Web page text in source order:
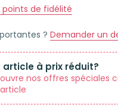
points de fidélité
? Demander un
article à prix réduit?
nos offres spéciales